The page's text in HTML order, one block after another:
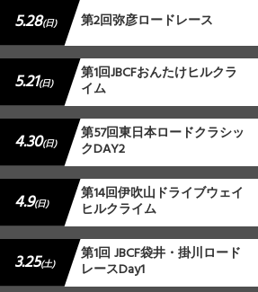
5.28(日) 第2回弥彦ロードレース
5.21(日) 第1回JBCFおんたけヒルクラ
イム
4.30(日) 第57回東日本ロードクラシッ
クDAY2
4.9(日) 第14回伊吹山ドライブウェイ
ヒルクライム
3.25(土) 第1回 JBCF袋井・掛川ロード
レースDay1